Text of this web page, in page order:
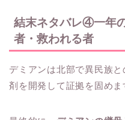
結末ネタバレ④一年
者・救われる者
デミアンは北部で異民族
剤を開発して証拠を固めま